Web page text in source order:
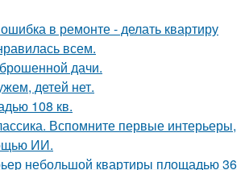
в ремонте - делать квартиру
всем.
дачи.
детей нет.
108 кв.
Вспомните первые интерьеры,
ИИ.
небольшой квартиры площадью 36